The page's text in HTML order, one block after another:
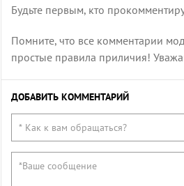
Будьте первым, кто
Помните, что все комментарии
простые правила приличия!
ДОБАВИТЬ КОММЕНТАРИЙ